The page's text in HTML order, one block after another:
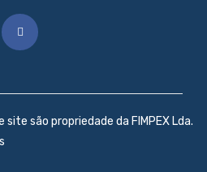
são propriedade da FIMPEX Lda.